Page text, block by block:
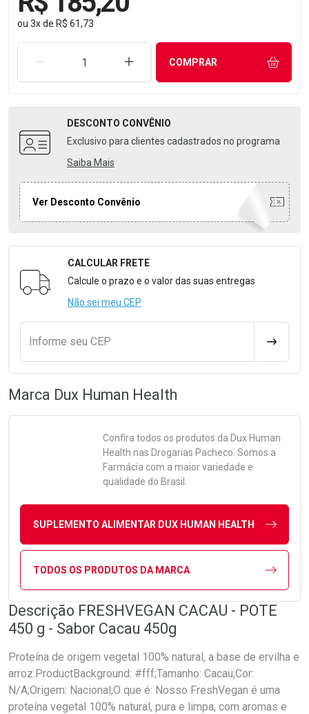
ou 3xde R$ 61,73
REMOVER UMA UNIDADEAUMENTAR UMA UNIDADE
COMPRAR
DESCONTO CONVÊNIO
Exclusivo para clientes cadastrados no programa
Saiba Mais
Ver Desconto Convênio
Formulário para Calcular o Frete
CALCULAR FRETE
Calcule o prazo e o valor das suas entregas
Não sei meu CEP
Informe seu CEP
Marca Dux Human Health
Confira todos os produtos da Dux Human
Health nas Drogarias Pacheco. Somos a
Farmácia com a maior variedade e
qualidade do Brasil.
SUPLEMENTO ALIMENTAR DUX HUMAN HEALTH
TODOS OS PRODUTOS DA MARCA
Descrição FRESHVEGAN CACAU - POTE
450 g - Sabor Cacau 450g
Proteína de origem vegetal 100% natural, a base de ervilha e
arroz.ProductBackground: #fff;Tamanho: Cacau;Cor:
N/A;Origem: Nacional;O que é: Nosso FreshVegan é uma
proteína vegetal 100% natural, pura e limpa, com aromas e